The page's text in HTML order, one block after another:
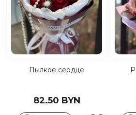
Пылкое сердце
82.50 BYN